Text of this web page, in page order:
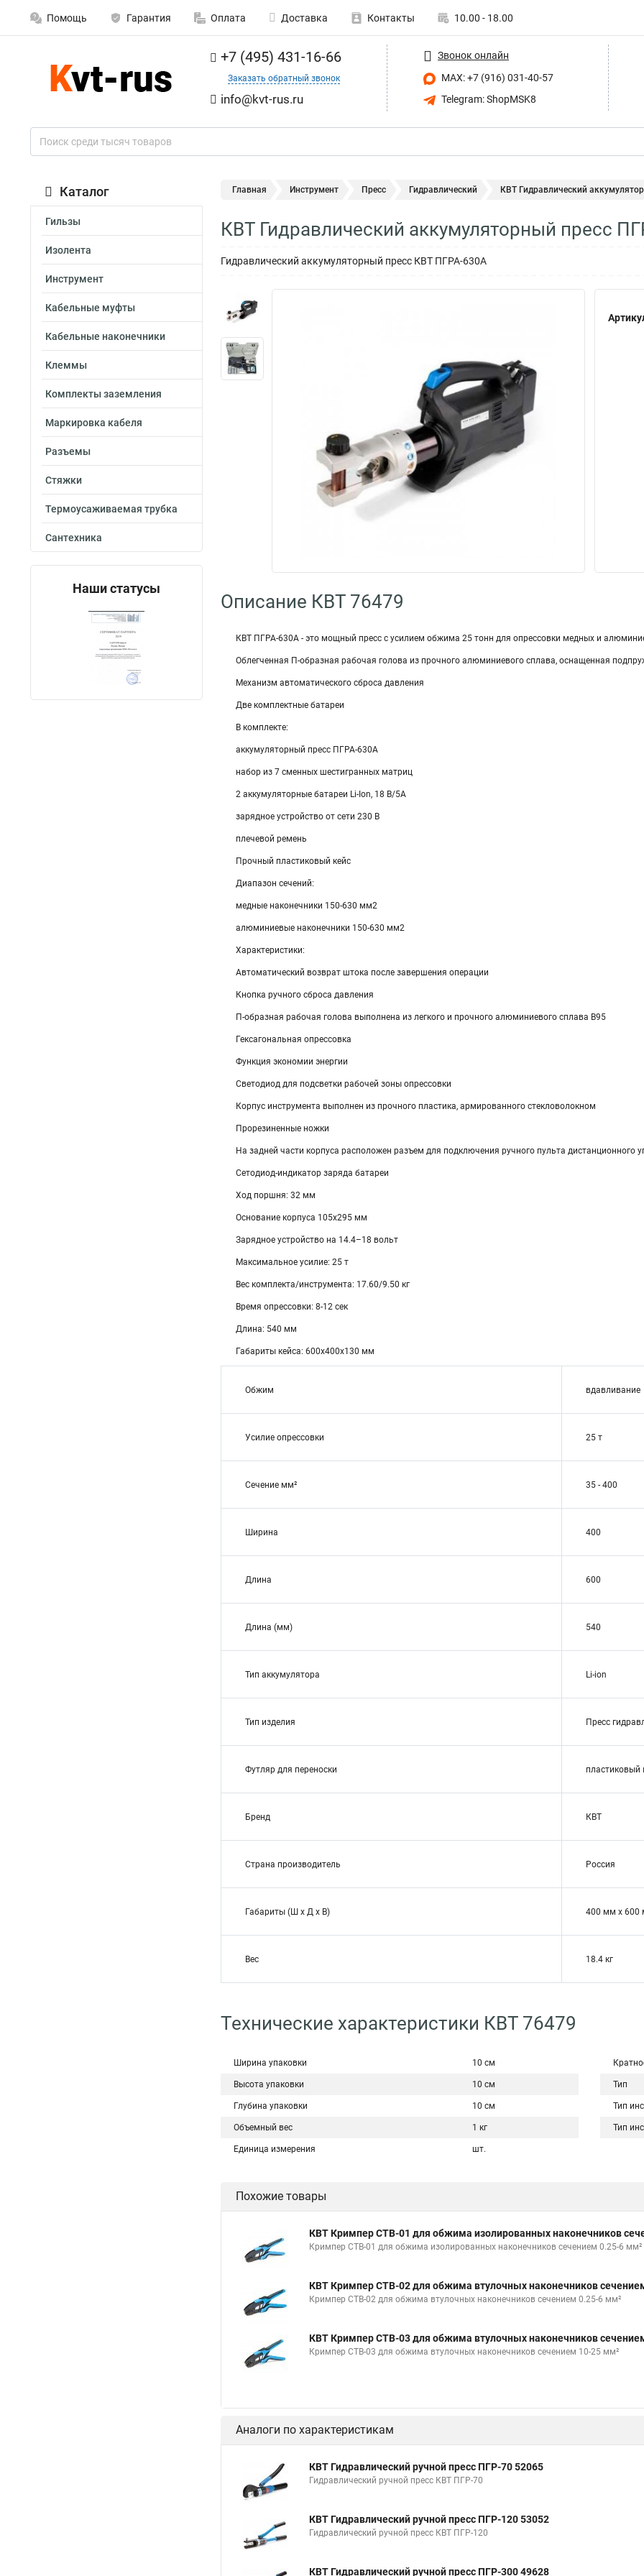
Помощь Гарантия Оплата Доставка Контакты 10.00 - 18.00
+7 (495) 431-16-66
Заказать обратный звонок
info@kvt-rus.ru
Звонок онлайн
MAX: +7 (916) 031-40-57
Telegram: ShopMSK8
Каталог
Гильзы
Изолента
Инструмент
Кабельные муфты
Кабельные наконечники
Клеммы
Комплекты заземления
Маркировка кабеля
Разъемы
Стяжки
Термоусаживаемая трубка
Сантехника
Наши статусы
Главная Инструмент Пресс Гидравлический КВТ Гидравлический
КВТ Гидравлический аккумуляторный пресс
Гидравлический аккумуляторный пресс КВТ ПГРА-630А
Описание КВТ 76479
КВТ ПГРА-630А - это мощный пресс с усилием обжима 25 тонн для опрессовки медных и
Облегченная П-образная рабочая голова из прочного алюминиевого сплава, оснащенная
Механизм автоматического сброса давления
Две комплектные батареи
В комплекте:
аккумуляторный пресс ПГРА-630А
набор из 7 сменных шестигранных матриц
2 аккумуляторные батареи Li-Ion, 18 В/5А
зарядное устройство от сети 230 В
плечевой ремень
Прочный пластиковый кейс
Диапазон сечений:
медные наконечники 150-630 мм2
алюминиевые наконечники 150-630 мм2
Характеристики:
Автоматический возврат штока после завершения операции
Кнопка ручного сброса давления
П-образная рабочая голова выполнена из легкого и прочного алюминиевого сплава В95
Гексагональная опрессовка
Функция экономии энергии
Светодиод для подсветки рабочей зоны опрессовки
Корпус инструмента выполнен из прочного пластика, армированного стекловолокном
Прорезиненные ножки
На задней части корпуса расположен разъем для подключения ручного пульта дистанционного
Сетодиод-индикатор заряда батареи
Ход поршня: 32 мм
Основание корпуса 105х295 мм
Зарядное устройство на 14.4–18 вольт
Максимальное усилие: 25 т
Вес комплекта/инструмента: 17.60/9.50 кг
Время опрессовки: 8-12 сек
Длина: 540 мм
Габариты кейса: 600х400х130 мм
Обжим вдавливание
Усилие опрессовки 25 т
Сечение мм² 35 - 400
Ширина 400
Длина 600
Длина (мм) 540
Тип аккумулятора Li-ion
Тип изделия Пресс
Футляр для переноски пластиковый
Бренд КВТ
Страна производитель Россия
Габариты (Ш х Д х В) 400 мм x 600
Вес 18.4 кг
Технические характеристики КВТ 76479
Ширина упаковки 10 см
Высота упаковки 10 см
Глубина упаковки 10 см
Объемный вес 1 кг
Единица измерения шт.
Тип
Тип
Тип
Похожие товары
КВТ Кримпер CTB-01 для обжима изолированных наконечников
Кримпер CTB-01 для обжима изолированных наконечников сечением 0.25-6 мм²
КВТ Кримпер CTB-02 для обжима втулочных наконечников
Кримпер CTB-02 для обжима втулочных наконечников сечением 0.25-6 мм²
КВТ Кримпер CTB-03 для обжима втулочных наконечников
Кримпер CTB-03 для обжима втулочных наконечников сечением 10-25 мм²
Аналоги по характеристикам
КВТ Гидравлический ручной пресс ПГР-70 52065
Гидравлический ручной пресс КВТ ПГР-70
КВТ Гидравлический ручной пресс ПГР-120 53052
Гидравлический ручной пресс КВТ ПГР-120
КВТ Гидравлический ручной пресс ПГР-300 49628